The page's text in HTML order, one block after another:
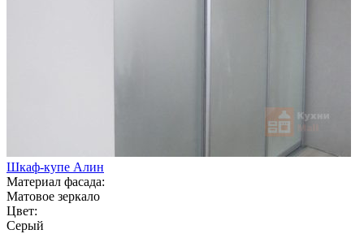
Шкаф-купе Алин
Материал фасада:
Матовое зеркало
Цвет:
Серый